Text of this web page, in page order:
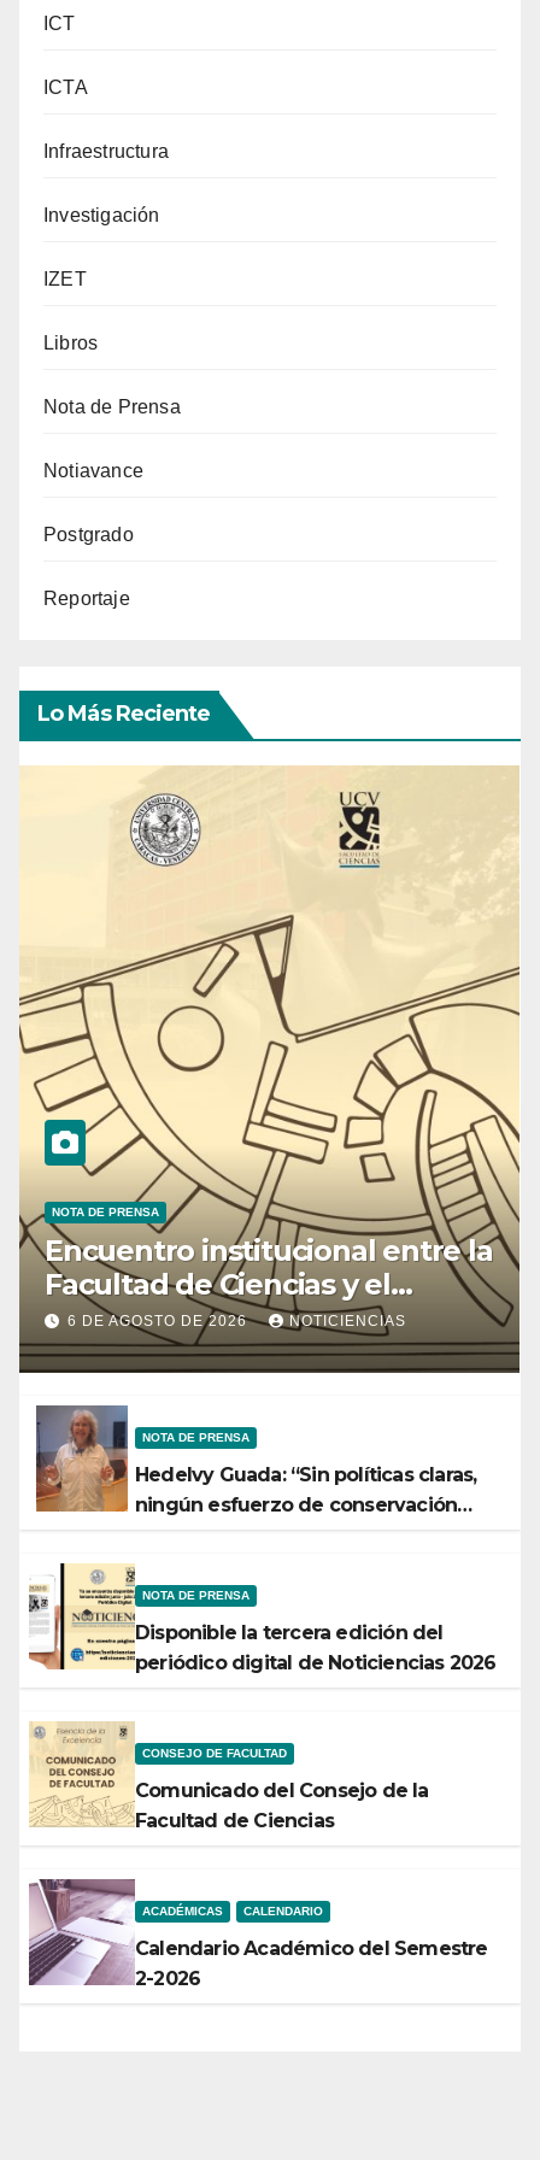
ICT
ICTA
Infraestructura
Investigación
IZET
Libros
Nota de Prensa
Notiavance
Postgrado
Reportaje
Lo Más Reciente
NOTA DE PRENSA
Encuentro institucional entre la
Facultad de Ciencias y el
Ministerio de Ciencia y
Tecnología
6 DE AGOSTO DE 2026 NOTICIENCIAS
NOTA DE PRENSA
Hedelvy Guada: “Sin políticas claras,
ningún esfuerzo de conservación
NOTA DE PRENSA
Disponible la tercera edición del
periódico digital de Noticiencias 2026
CONSEJO DE FACULTAD
Comunicado del Consejo de la
Facultad de Ciencias
ACADÉMICAS CALENDARIO
Calendario Académico del Semestre
2-2026